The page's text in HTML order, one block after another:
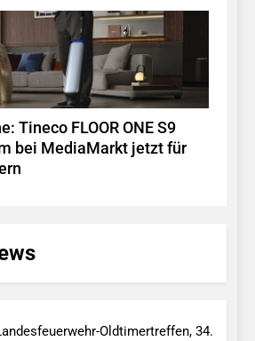
Tineco FLOOR ONE S9
bei MediaMarkt jetzt für
Oldtimertreffen, 34.